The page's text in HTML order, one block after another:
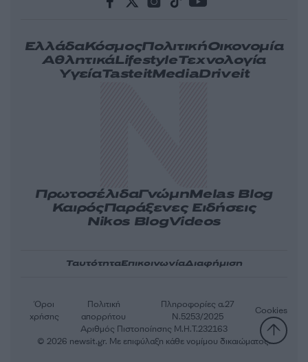
ΕλλάδαΚόσμοςΠολιτικήΟικονομία
ΑθλητικάLifestyleΤεχνολογία
ΥγείαTasteitMediaDriveit
ΠρωτοσέλιδαΓνώμηMelas Blog
ΚαιρόςΠαράξενες Ειδήσεις
Nikos BlogVideos
ΤαυτότηταΕπικοινωνίαΔιαφήμιση
Αριθμός Πιστοποίησης Μ.Η.Τ.232163
Όροι
χρήσης
Πολιτική
απορρήτου
Πληροφορίες α.27
Ν.5253/2025
Cookies
© 2026 newsit.gr. Με επιφύλαξη κάθε νομίμου δικαιώματος.